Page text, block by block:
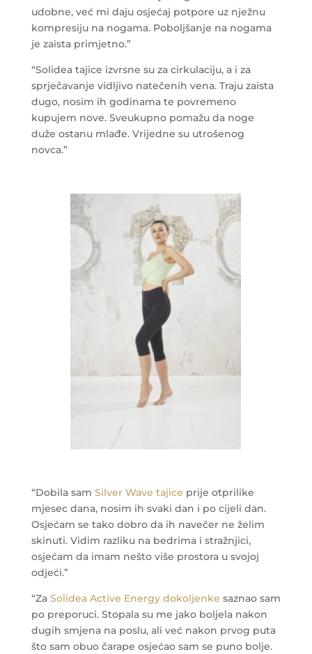
udobne, već mi daju osjećaj potpore uz nježnu
kompresiju na nogama. Poboljšanje na nogama
je zaista primjetno.”
“Solidea tajice izvrsne su za cirkulaciju, a i za
sprječavanje vidljivo natečenih vena. Traju zaista
dugo, nosim ih godinama te povremeno
kupujem nove. Sveukupno pomažu da noge
duže ostanu mlađe. Vrijedne su utrošenog
novca.”
“Dobila sam Silver Wave tajice prije otprilike
mjesec dana, nosim ih svaki dan i po cijeli dan.
Osjećam se tako dobro da ih navečer ne želim
skinuti. Vidim razliku na bedrima i stražnjici,
osjećam da imam nešto više prostora u svojoj
odjeći.”
“Za Solidea Active Energy dokoljenke saznao sam
po preporuci. Stopala su me jako boljela nakon
dugih smjena na poslu, ali već nakon prvog puta
što sam obuo čarape osjećao sam se puno bolje.